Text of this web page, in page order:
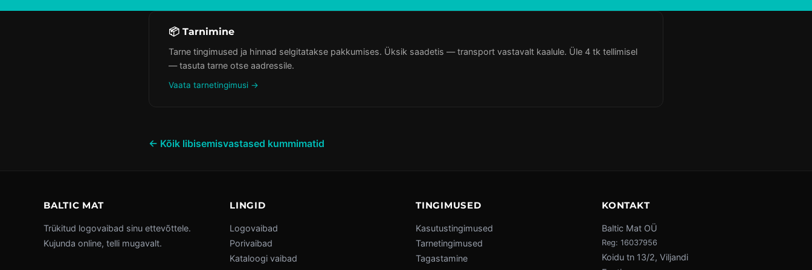
📦 Tarnimine
Tarne tingimused ja hinnad selgitatakse pakkumises. Üksik saadetis — transport vastavalt kaalule. Üle 4 tk tellimisel
— tasuta tarne otse aadressile.
Vaata tarnetingimusi →
← Kõik libisemisvastased kummimatid
BALTIC MAT
Trükitud logovaibad sinu ettevõttele.
Kujunda online, telli mugavalt.
LINGID
Logovaibad
Porivaibad
Kataloogi vaibad
TINGIMUSED
Kasutustingimused
Tarnetingimused
Tagastamine
KONTAKT
Baltic Mat OÜ
Reg: 16037956
Koidu tn 13/2, Viljandi